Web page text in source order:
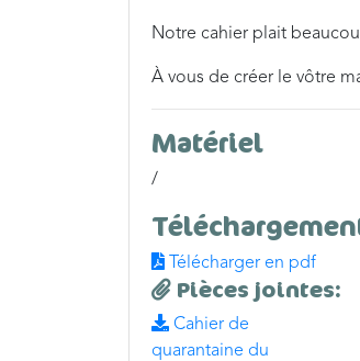
Notre cahier plait
À vous de créer le vôtre
Matériel
/
Télécharger en pdf
Pièces jointes:
Cahier de
quarantaine du